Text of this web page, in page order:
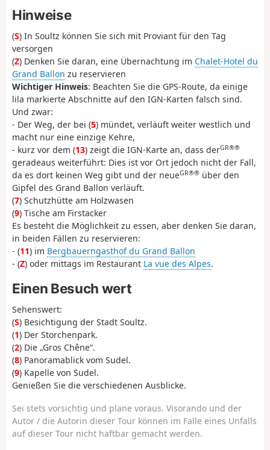
Hinweise
(S) In Soultz können Sie sich mit Proviant für den Tag
versorgen
(Z) Denken Sie daran, eine Übernachtung im Chalet-Hotel du
Grand Ballon zu reservieren
Wichtiger Hinweis: Beachten Sie die GPS-Route, da einige
lila markierte Abschnitte auf den IGN-Karten falsch sind.
Und zwar:
- Der Weg, der bei (5) mündet, verläuft weiter westlich und
macht nur eine einzige Kehre,
- kurz vor dem (13) zeigt die IGN-Karte an, dass derGR®®
geradeaus weiterführt: Dies ist vor Ort jedoch nicht der Fall,
da es dort keinen Weg gibt und der neueGR®® über den
Gipfel des Grand Ballon verläuft.
(7) Schutzhütte am Holzwasen
(9) Tische am Firstacker
Es besteht die Möglichkeit zu essen, aber denken Sie daran,
in beiden Fällen zu reservieren:
- (11) im Bergbauerngasthof du Grand Ballon
- (Z) oder mittags im Restaurant La vue des Alpes.
Einen Besuch wert
Sehenswert:
(S) Besichtigung der Stadt Soultz.
(1) Der Storchenpark.
(2) Die „Gros Chêne“.
(8) Panoramablick vom Sudel.
(9) Kapelle von Sudel.
Genießen Sie die verschiedenen Ausblicke.
Sei stets vorsichtig und plane voraus. Visorando und der
Autor / die Autorin dieser Tour können im Falle eines Unfalls
auf dieser Tour nicht haftbar gemacht werden.